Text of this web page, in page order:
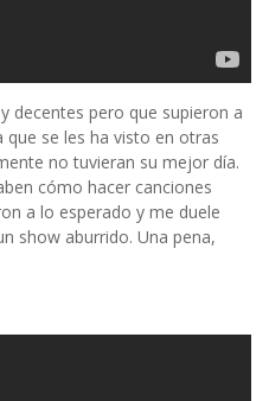
decentes pero que supieron a
que se les ha visto en otras
no tuvieran su mejor día.
cómo hacer canciones
a lo esperado y me duele
show aburrido. Una pena,